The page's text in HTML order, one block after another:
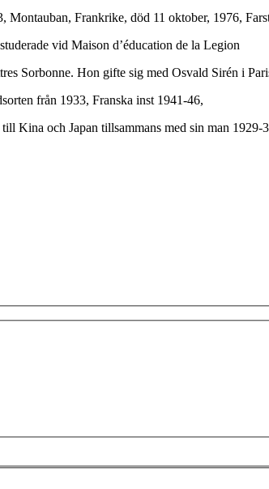
Frankrike, död 11 oktober, 1976,
vid Maison d’éducation de la Legion
Sorbonne. Hon gifte sig med Osvald Sirén i
från 1933, Franska inst 1941-46,
Kina och Japan tillsammans med sin man